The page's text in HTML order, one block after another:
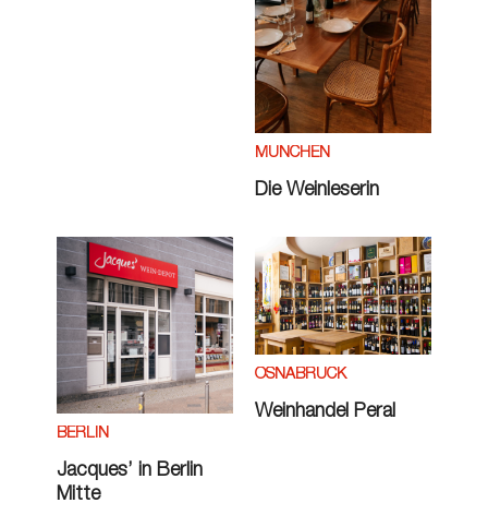
MÜNCHEN
Die Weinleserin
BERLIN
Jacques’ in Berlin
Mitte
OSNABRÜCK
Weinhandel Peral